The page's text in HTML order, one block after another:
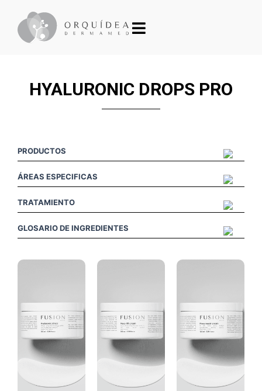
HYALURONIC DROPS PRO
PRODUCTOS
ÁREAS ESPECIFICAS
TRATAMIENTO
GLOSARIO DE INGREDIENTES